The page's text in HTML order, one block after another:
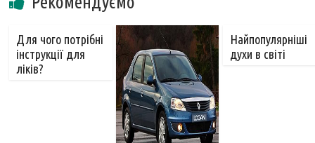
Для чого потрібні
інструкції для
ліків?
Найпопулярніші
духи в світі